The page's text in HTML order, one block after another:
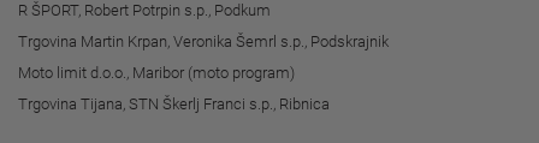
R ŠPORT, Robert Potrpin s.p., Podkum
Trgovina Martin Krpan, Veronika Šemrl s.p., Podskrajnik
Moto limit d.o.o., Maribor (moto program)
Trgovina Tijana, STN Škerlj Franci s.p., Ribnica